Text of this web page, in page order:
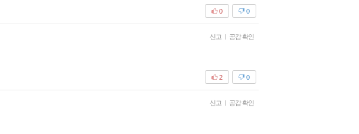
0
0
신고 | 공감 확인
0
2
신고 | 공감 확인